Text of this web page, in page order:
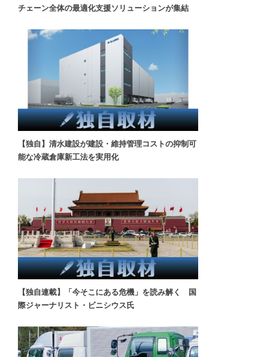
チェーン全体の最適化支援ソリューションが集結
【独自】清水建設が建設・維持管理コストの抑制可
能な冷蔵倉庫新工法を実用化
【独自連載】「今そこにある危機」を読み解く 国
際ジャーナリスト・ビニシウス氏